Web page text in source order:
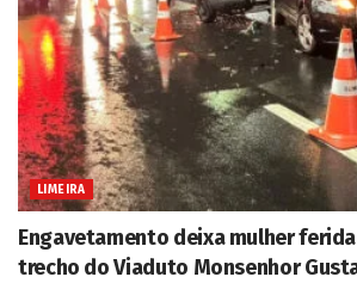
LIMEIRA
Engavetamento deixa mulher
trecho do Viaduto Monsenhor